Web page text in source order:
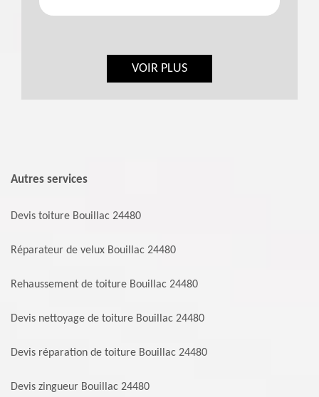
VOIR PLUS
Autres services
Devis toiture Bouillac 24480
Réparateur de velux Bouillac 24480
Rehaussement de toiture Bouillac 24480
Devis nettoyage de toiture Bouillac 24480
Devis réparation de toiture Bouillac 24480
Devis zingueur Bouillac 24480